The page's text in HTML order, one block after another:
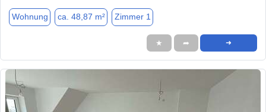
Wohnung ca. 48,87 m² Zimmer 1
★ ➦ ➜